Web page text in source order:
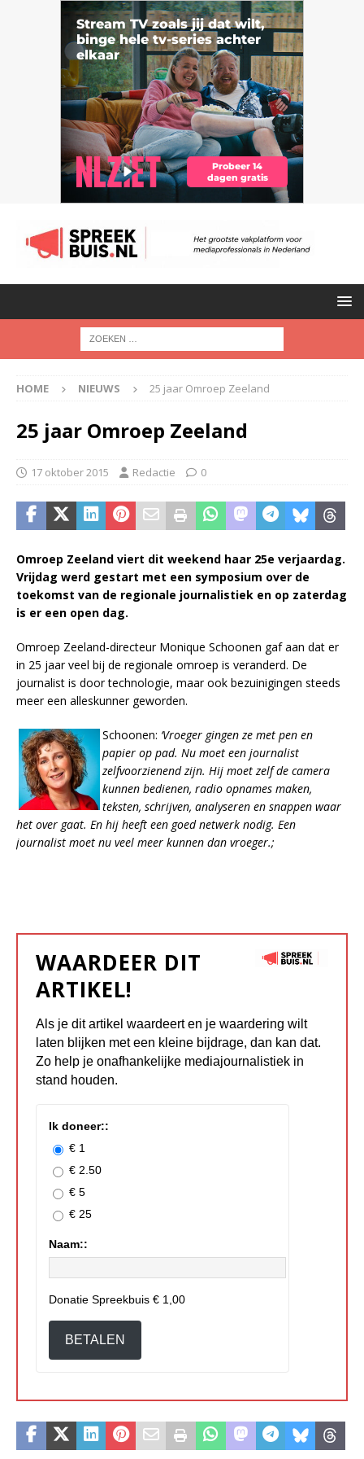
HOME NIEUWS 25 jaar Omroep Zeeland
25 jaar Omroep Zeeland
17 oktober 2015 Redactie 0
Omroep Zeeland viert dit weekend haar 25e verjaardag.
Vrijdag werd gestart met een symposium over de
toekomst van de regionale journalistiek en op zaterdag
is er een open dag.
Omroep Zeeland-directeur Monique Schoonen gaf aan dat er
in 25 jaar veel bij de regionale omroep is veranderd. De
journalist is door technologie, maar ook bezuinigingen steeds
meer een alleskunner geworden.
Schoonen: ‘Vroeger gingen ze met pen en
papier op pad. Nu moet een journalist
zelfvoorzienend zijn. Hij moet zelf de camera
kunnen bedienen, radio opnames maken,
teksten, schrijven, analyseren en snappen waar
het over gaat. En hij heeft een goed netwerk nodig. Een
journalist moet nu veel meer kunnen dan vroeger.;
WAARDEER DIT
ARTIKEL!
Als je dit artikel waardeert en je waardering wilt
laten blijken met een kleine bijdrage, dan kan dat.
Zo help je onafhankelijke mediajournalistiek in
stand houden.
Ik doneer::
€ 1
€ 2.50
€ 5
€ 25
Naam::
Donatie Spreekbuis € 1,00
BETALEN